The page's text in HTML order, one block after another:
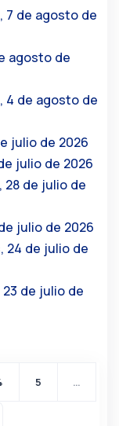
7 de agosto de
agosto de
4 de agosto de
julio de 2026
julio de 2026
28 de julio de
julio de 2026
24 de julio de
23 de julio de
5 …